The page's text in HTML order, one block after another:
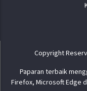
Copyright
Paparan terbaik
Firefox, Microsoft Edge